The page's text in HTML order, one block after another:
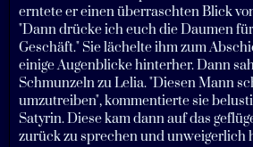
erntete er einen überraschten Blick
"Dann drücke ich euch die Daumen
Geschäft." Sie lächelte ihm zum
einige Augenblicke hinterher. Dann
Schmunzeln zu Lelia. "Diesen Mann
umzutreiben", kommentierte sie
Satyrin. Diese kam dann auf das
zurück zu sprechen und unweigerlich